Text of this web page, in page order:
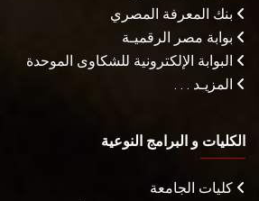
بنك المعرفة المصري
بوابة مصر الرقميـة
البوابة الإلكترونية للشكاوى الموحدة
المزيـد . . .
الكليات و البرامج النوعية
كليات الجامعة